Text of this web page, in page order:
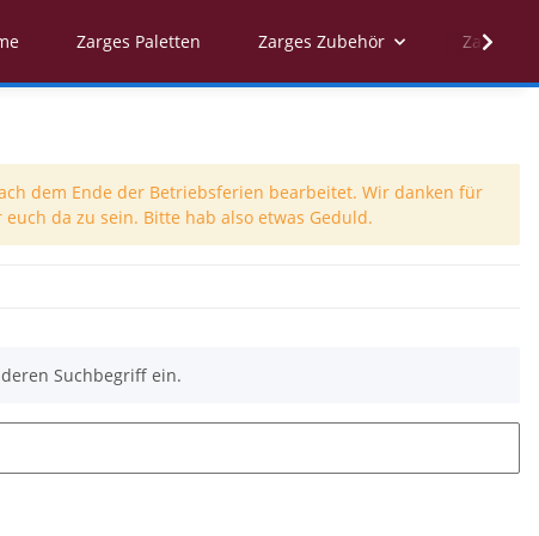
Zarges Paletten Zarges Zubehör Zarges
dem Ende der Betriebsferien bearbeitet. Wir danken für
da zu sein. Bitte hab also etwas Geduld.
Suchbegriff ein.